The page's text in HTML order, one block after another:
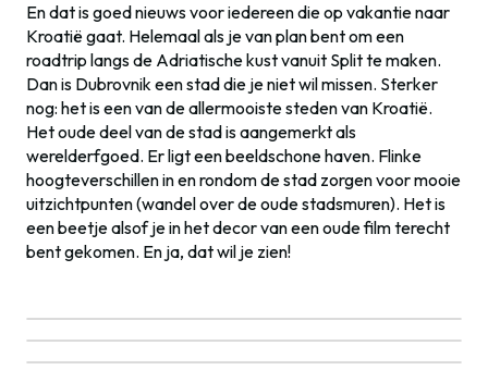
En dat is goed nieuws voor iedereen die op vakantie naar
Kroatië gaat. Helemaal als je van plan bent om een
roadtrip langs de Adriatische kust vanuit Split te maken.
Dan is Dubrovnik een stad die je niet wil missen. Sterker
nog: het is een van de allermooiste steden van Kroatië.
Het oude deel van de stad is aangemerkt als
werelderfgoed. Er ligt een beeldschone haven. Flinke
hoogteverschillen in en rondom de stad zorgen voor mooie
uitzichtpunten (wandel over de oude stadsmuren). Het is
een beetje alsof je in het decor van een oude film terecht
bent gekomen. En ja, dat wil je zien!